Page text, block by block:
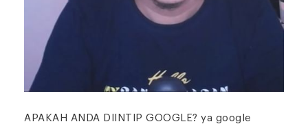
APAKAH ANDA DIINTIP GOOGLE? ya google